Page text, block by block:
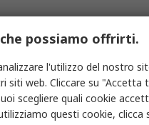
possiamo offrirti.
l'utilizzo del nostro
siti web. Cliccare su "Accetta
scegliere quali cookie
questi cookie,